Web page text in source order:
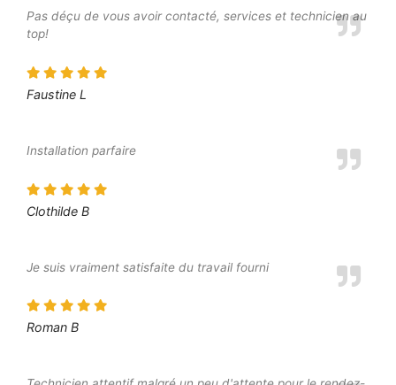
Pas déçu de vous avoir contacté, services et technicien au
top!
Faustine L
Installation parfaire
Clothilde B
Je suis vraiment satisfaite du travail fourni
Roman B